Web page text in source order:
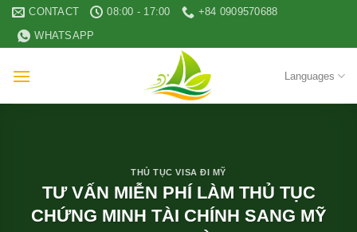
Skip
content
CONTACT 08:00 - 17:00
+84 0909570688
WHATSAPP
Languages
THỦ TỤC VISA ĐI MỸ
TƯ VẤN MIỄN PHÍ LÀM THỦ TỤC
CHỨNG MINH TÀI CHÍNH SANG MỸ